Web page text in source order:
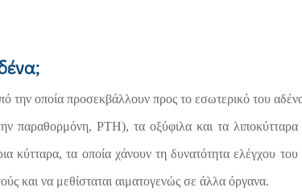
την οποία προσεκβάλλουν προς το εσωτερικό του
παραθορμόνη,PTH), τα οξύφιλα και τα
κύτταρα, τα οποία χάνουν τη δυνατότητα ελέγχου
και να μεθίσταται αιματογενώς σε άλλα όργανα.